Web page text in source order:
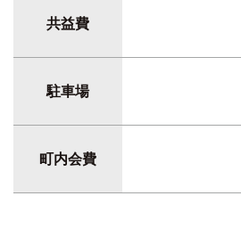
共益費
駐車場
町内会費